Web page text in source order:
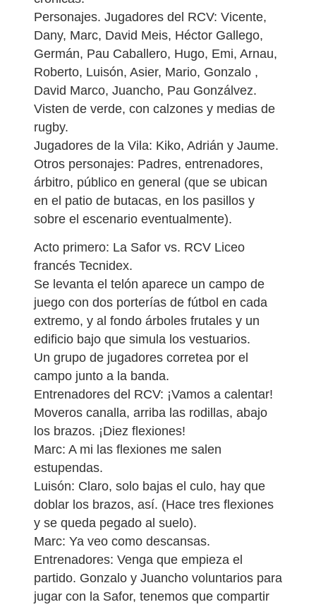
Personajes. Jugadores del RCV: Vicente,
Dany, Marc, David Meis, Héctor Gallego,
Germán, Pau Caballero, Hugo, Emi, Arnau,
Roberto, Luisón, Asier, Mario, Gonzalo ,
David Marco, Juancho, Pau Gonzálvez.
Visten de verde, con calzones y medias de
rugby.
Jugadores de la Vila: Kiko, Adrián y Jaume.
Otros personajes: Padres, entrenadores,
árbitro, público en general (que se ubican
en el patio de butacas, en los pasillos y
sobre el escenario eventualmente).
Acto primero: La Safor vs. RCV Liceo
francés Tecnidex.
Se levanta el telón aparece un campo de
juego con dos porterías de fútbol en cada
extremo, y al fondo árboles frutales y un
edificio bajo que simula los vestuarios.
Un grupo de jugadores corretea por el
campo junto a la banda.
Entrenadores del RCV: ¡Vamos a calentar!
Moveros canalla, arriba las rodillas, abajo
los brazos. ¡Diez flexiones!
Marc: A mi las flexiones me salen
estupendas.
Luisón: Claro, solo bajas el culo, hay que
doblar los brazos, así. (Hace tres flexiones
y se queda pegado al suelo).
Marc: Ya veo como descansas.
Entrenadores: Venga que empieza el
partido. Gonzalo y Juancho voluntarios para
jugar con la Safor, tenemos que compartir